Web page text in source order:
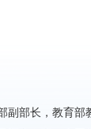
部长，教育